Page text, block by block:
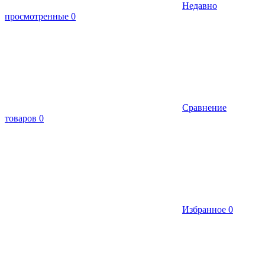
Недавно
просмотренные 0
Сравнение
товаров 0
Избранное 0